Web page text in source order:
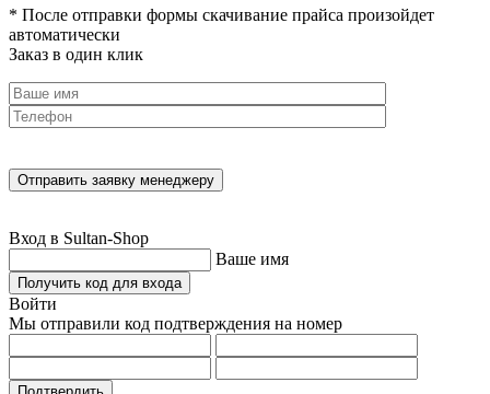
* После отправки формы скачивание прайса произойдет
автоматически
Заказ в один клик
Вход в Sultan-Shop
Ваше имя
Получить код для входа
Войти
Мы отправили код подтверждения на номер